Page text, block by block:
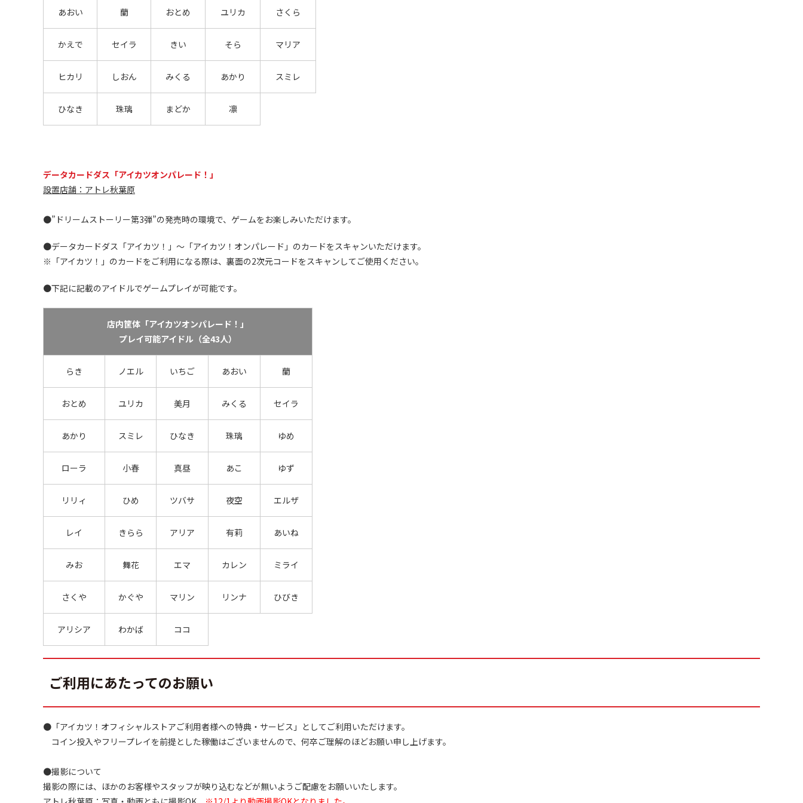
あおい 蘭 おとめ ユリカ さくら
かえで セイラ きい そら マリア
ヒカリ しおん みくる あかり スミレ
ひなき 珠璃 まどか 凛
データカードダス「アイカツオンパレード！」
設置店舗：アトレ秋葉原
●”ドリームストーリー第3弾”の発売時の環境で、ゲームをお楽しみいただけます。
●データカードダス「アイカツ！」～「アイカツ！オンパレード」のカードをスキャンいただけます。
※「アイカツ！」のカードをご利用になる際は、裏面の2次元コードをスキャンしてご使用ください。
●下記に記載のアイドルでゲームプレイが可能です。
店内筐体「アイカツオンパレード！」
プレイ可能アイドル（全43人）
らき ノエル いちご あおい 蘭
おとめ ユリカ 美月 みくる セイラ
あかり スミレ ひなき 珠璃 ゆめ
ローラ 小春 真昼 あこ ゆず
リリィ ひめ ツバサ 夜空 エルザ
レイ きらら アリア 有莉 あいね
みお 舞花 エマ カレン ミライ
さくや かぐや マリン リンナ ひびき
アリシア わかば ココ
ご利用にあたってのお願い
●「アイカツ！オフィシャルストアご利用者様への特典・サービス」としてご利用いただけます。
コイン投入やフリープレイを前提とした稼働はございませんので、何卒ご理解のほどお願い申し上げます。
●撮影について
撮影の際には、ほかのお客様やスタッフが映り込むなどが無いようご配慮をお願いいたします。